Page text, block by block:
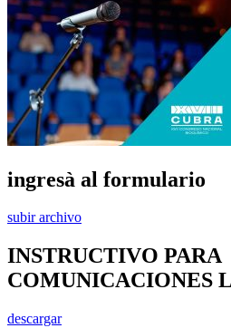
ingresà al formulario
subir archivo
INSTRUCTIVO PARA
COMUNICACIONES
descargar